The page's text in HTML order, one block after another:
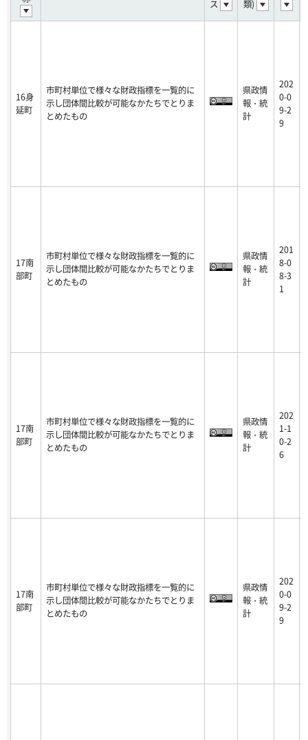
ス 類)
16身
延町
市町村単位で様々な財政指標を一覧的に
示し団体間比較が可能なかたちでとりま
とめたもの
県政情
報・統
計
202
0-0
9-2
9
17南
部町
市町村単位で様々な財政指標を一覧的に
示し団体間比較が可能なかたちでとりま
とめたもの
県政情
報・統
計
201
8-0
8-3
1
17南
部町
市町村単位で様々な財政指標を一覧的に
示し団体間比較が可能なかたちでとりま
とめたもの
県政情
報・統
計
202
1-1
0-2
6
17南
部町
市町村単位で様々な財政指標を一覧的に
示し団体間比較が可能なかたちでとりま
とめたもの
県政情
報・統
計
202
0-0
9-2
9